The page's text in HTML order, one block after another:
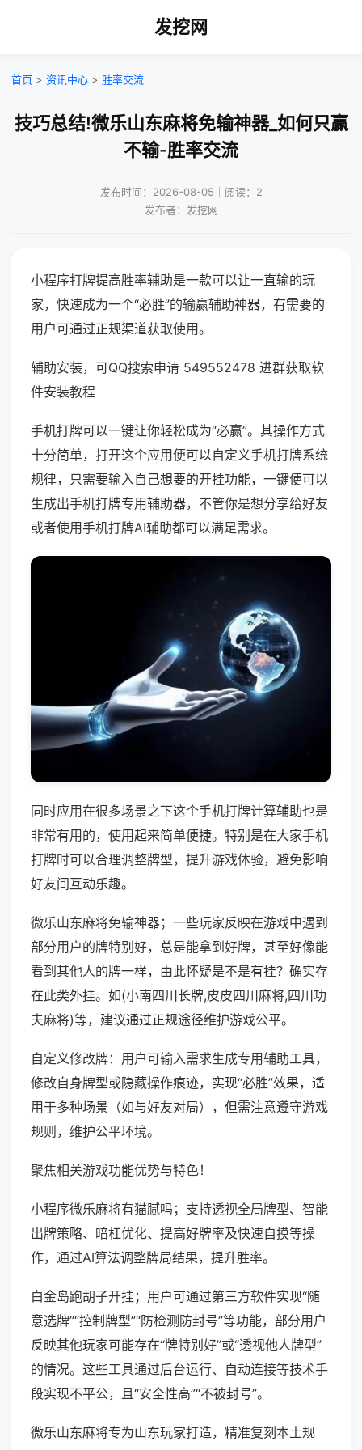
发挖网
首页 > 资讯中心 > 胜率交流
技巧总结!微乐山东麻将免输神器_如何只赢
不输-胜率交流
发布时间：2026-08-05｜阅读：2
发布者：发挖网
小程序打牌提高胜率辅助是一款可以让一直输的玩
家，快速成为一个“必胜”的输赢辅助神器，有需要的
用户可通过正规渠道获取使用。
辅助安装，可QQ搜索申请 549552478 进群获取软
件安装教程
手机打牌可以一键让你轻松成为“必赢”。其操作方式
十分简单，打开这个应用便可以自定义手机打牌系统
规律，只需要输入自己想要的开挂功能，一键便可以
生成出手机打牌专用辅助器，不管你是想分享给好友
或者使用手机打牌AI辅助都可以满足需求。
同时应用在很多场景之下这个手机打牌计算辅助也是
非常有用的，使用起来简单便捷。特别是在大家手机
打牌时可以合理调整牌型，提升游戏体验，避免影响
好友间互动乐趣。
微乐山东麻将免输神器；一些玩家反映在游戏中遇到
部分用户的牌特别好，总是能拿到好牌，甚至好像能
看到其他人的牌一样，由此怀疑是不是有挂？确实存
在此类外挂。如(小南四川长牌,皮皮四川麻将,四川功
夫麻将)等，建议通过正规途径维护游戏公平。
自定义修改牌：用户可输入需求生成专用辅助工具，
修改自身牌型或隐藏操作痕迹，实现“必胜”效果，适
用于多种场景（如与好友对局），但需注意遵守游戏
规则，维护公平环境。
聚焦相关游戏功能优势与特色！
小程序微乐麻将有猫腻吗；支持透视全局牌型、智能
出牌策略、暗杠优化、提高好牌率及快速自摸等操
作，通过AI算法调整牌局结果，提升胜率。
白金岛跑胡子开挂；用户可通过第三方软件实现“随
意选牌”“控制牌型”“防检测防封号”等功能，部分用户
反映其他玩家可能存在“牌特别好”或“透视他人牌型”
的情况。这些工具通过后台运行、自动连接等技术手
段实现不平公，且“安全性高”“不被封号”。
微乐山东麻将专为山东玩家打造，精准复刻本土规